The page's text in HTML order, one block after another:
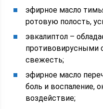
эфирное масло
ротовую полость,
эвкалиптол –
противовирусными
свежесть;
эфирное масло
боль и воспаление,
воздействие;